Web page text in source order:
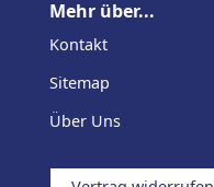
Mehr über...
Kontakt
Sitemap
Über Uns